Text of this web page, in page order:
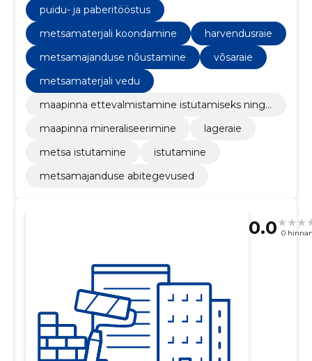
külveni.
puidu- ja paberitööstus
metsamaterjali koondamine
harvendusraie
metsamajanduse nõustamine
võsaraie
metsamaterjali vedu
maapinna ettevalmistamine istutamiseks ning
maapinna mineraliseerimine
lageraie
metsa istutamine
istutamine
metsamajanduse abitegevused
0.0 0